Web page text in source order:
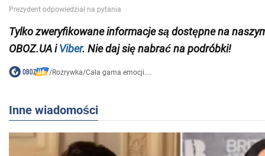
Tylko zweryfikowane informacje są dostępne na
OBOZ.UA iViber. Nie daj się nabrać na podróbki!
/Rozrywka/Cała gama emocji....
Inne wiadomości